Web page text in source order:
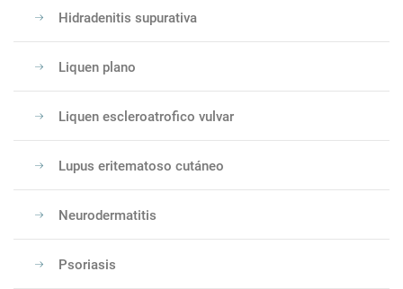
Hidradenitis supurativa
Liquen plano
Liquen escleroatrofico vulvar
Lupus eritematoso cutáneo
Neurodermatitis
Psoriasis